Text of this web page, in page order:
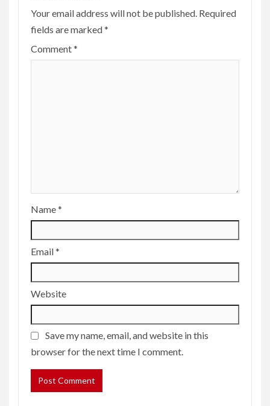
Your email address will not be published. Required
fields are marked*
Comment*
Name*
Email*
Website
Save my name, email, and website in this
browser for the next time I comment.